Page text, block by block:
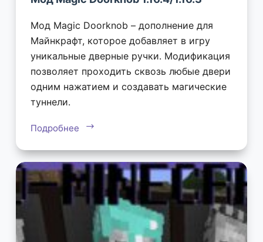
Мод Magic Doorknob – дополнение для
Майнкрафт, которое добавляет в игру
уникальные дверные ручки. Модификация
позволяет проходить сквозь любые двери
одним нажатием и создавать магические
туннели.
Подробнее